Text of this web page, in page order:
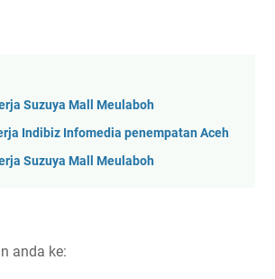
Suzuya Mall Meulaboh
Indibiz Infomedia penempatan Aceh
Suzuya Mall Meulaboh
anda ke: